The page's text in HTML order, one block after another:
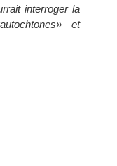
interroger la
et